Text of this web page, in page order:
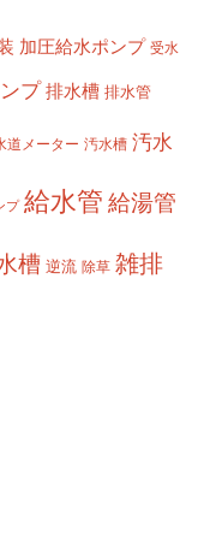
加圧給水ポンプ 受水
プ 排水槽 排水管
道メーター 汚水槽 汚水
プ 給水管 給湯管
槽 逆流 除草 雑排